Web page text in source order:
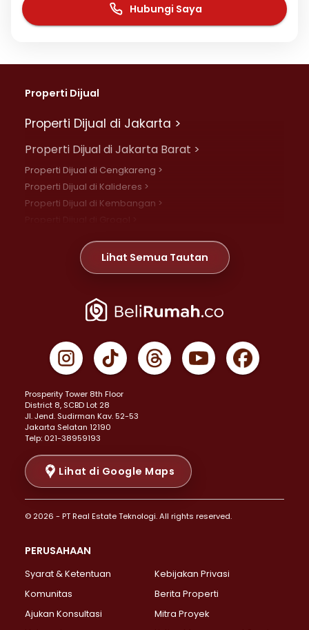
Hubungi Saya
Properti Dijual
Properti Dijual di Jakarta >
Properti Dijual di Jakarta Barat >
Properti Dijual di Cengkareng >
Properti Dijual di Kalideres >
Properti Dijual di Kembangan >
Properti Dijual di Meruya >
Properti Dijual di Jelambar >
Properti Dijual di Jakarta Pusat >
Properti Dijual di Gambir >
Properti Dijual di Johar Baru >
Properti Dijual di Menteng >
Properti Dijual di Senen >
Properti Dijual di Tanah Abang >
Properti Dijual di Cikini >
Properti Dijual di Kramat >
Properti Dijual di Pasar Baru >
Properti Dijual di Bendungan Hilir >
Properti Dijual di Jakarta Selatan >
Properti Dijual di Lebak Bulus >
Properti Dijual di Gandaria Selatan >
Properti Dijual di Pondok Labu >
Lihat Semua Tautan
Prosperity Tower 8th Floor
District 8, SCBD Lot 28
JI. Jend. Sudirman Kav. 52-53
Jakarta Selatan 12190
Telp: 021-38959193
Lihat di Google Maps
© 2026 - PT Real Estate Teknologi. All rights reserved.
PERUSAHAAN
Syarat & Ketentuan
Kebijakan Privasi
Komunitas
Berita Properti
Ajukan Konsultasi
Mitra Proyek